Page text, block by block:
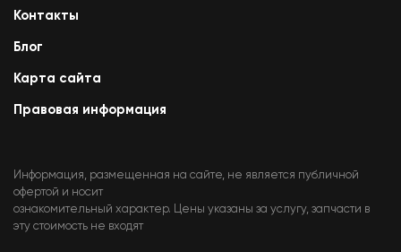
Контакты
Блог
Карта сайта
Правовая информация
Информация, размещенная на сайте, не является публичной
офертой и носит
ознакомительный характер. Цены указаны за услугу, запчасти в
эту стоимость не входят